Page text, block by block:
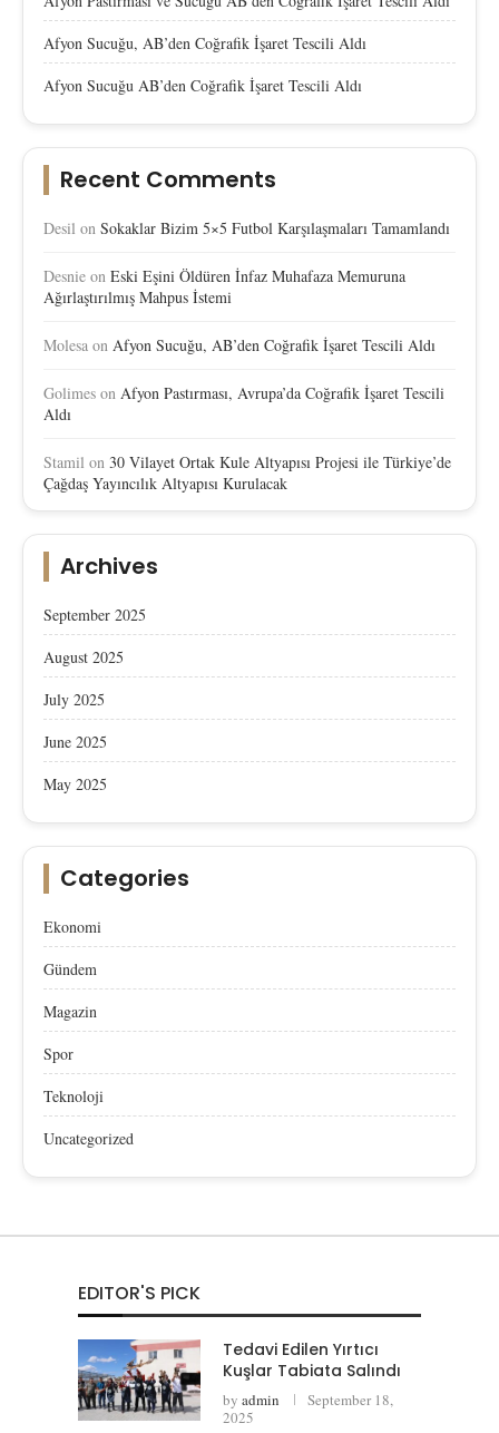
Afyon Sucuğu, AB’den Coğrafik İşaret Tescili Aldı
Afyon Sucuğu AB’den Coğrafik İşaret Tescili Aldı
Recent Comments
Desil on Sokaklar Bizim 5×5 Futbol Karşılaşmaları Tamamlandı
Desnie on Eski Eşini Öldüren İnfaz Muhafaza Memuruna
Ağırlaştırılmış Mahpus İstemi
Molesa on Afyon Sucuğu, AB’den Coğrafik İşaret Tescili Aldı
Golimes on Afyon Pastırması, Avrupa’da Coğrafik İşaret Tescili
Aldı
Stamil on 30 Vilayet Ortak Kule Altyapısı Projesi ile Türkiye’de
Çağdaş Yayıncılık Altyapısı Kurulacak
Archives
September 2025
August 2025
July 2025
June 2025
May 2025
Categories
Ekonomi
Gündem
Magazin
Spor
Teknoloji
Uncategorized
EDITOR'S PICK
Tedavi Edilen Yırtıcı
Kuşlar Tabiata Salındı
by admin
September 18,
2025